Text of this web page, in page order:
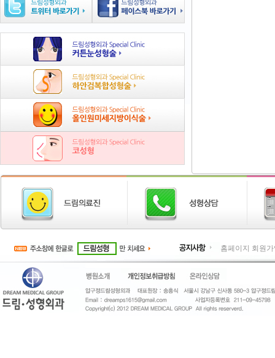
홈페이지 회원